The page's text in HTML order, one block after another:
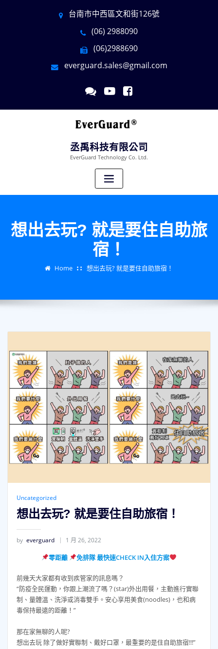
台南市中西區文和街126號
(06) 2988090
(06)2988690
everguard.sales@gmail.com
丞禹科技有限公司
EverGuard Technology Co. Ltd.
想出去玩? 就是要住自助旅
宿！
Home 想出去玩? 就是要住自助旅宿！
Uncategorized
想出去玩? 就是要住自助旅宿！
by everguard 1 月 26, 2022
零距離 免排隊 最快速CHECK IN入住方案
前幾天大家都有收到疾管家的訊息嗎？
“防疫全民運動，你跟上潮流了嗎？(star)外出用餐，主動進行實聯
制、量體溫、洗淨或消毒雙手。安心享用美食(noodles)，也和病
毒保持最遠的距離！”
那在家無聊的人呢?
想出去玩 除了做好實聯制、戴好口罩，最重要的是住自助旅宿!!!”